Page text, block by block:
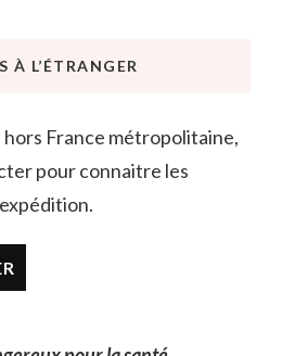
À L’ÉTRANGER
hors France métropolitaine,
pour connaitre les